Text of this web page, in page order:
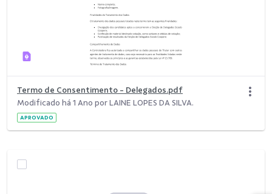
Termo de Consentimento - Delegados.pdf
Modificado há 1 Ano por LAINE LOPES DA SILVA.
APROVADO